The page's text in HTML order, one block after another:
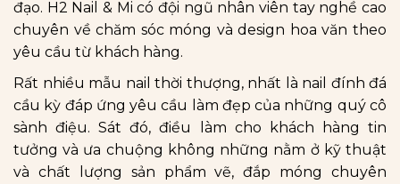
đạo. H2 Nail & Mi có đội ngũ nhân viên tay nghề cao
chuyên về chăm sóc móng và design hoa văn theo
yêu cầu từ khách hàng.
Rất nhiều mẫu nail thời thượng, nhất là nail đính đá
cầu kỳ đáp ứng yêu cầu làm đẹp của những quý cô
sành điệu. Sát đó, điều làm cho khách hàng tin
tưởng và ưa chuộng không những nằm ở kỹ thuật
và chất lượng sản phẩm vẽ, đắp móng chuyên